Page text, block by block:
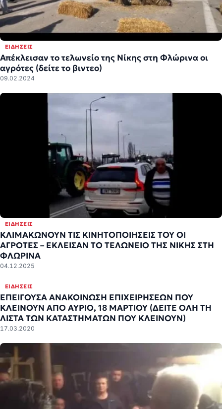
ΕΙΔΉΣΕΙΣ
Απέκλεισαν το τελωνείο της Νίκης στη Φλώρινα οι
αγρότες (δείτε το βιντεο)
09.02.2024
ΕΙΔΉΣΕΙΣ
ΚΛΙΜΑΚΩΝΟΥΝ ΤΙΣ ΚΙΝΗΤΟΠΟΙΗΣΕΙΣ ΤΟΥ ΟΙ
ΑΓΡΟΤΕΣ – ΕΚΛΕΙΣΑΝ ΤΟ ΤΕΛΩΝΕΙΟ ΤΗΣ ΝΙΚΗΣ ΣΤΗ
ΦΛΩΡΙΝΑ
04.12.2025
ΕΙΔΉΣΕΙΣ
ΕΠΕΙΓΟΥΣΑ ΑΝΑΚΟΙΝΩΣΗ ΕΠΙΧΕΙΡΗΣΕΩΝ ΠΟΥ
ΚΛΕΙΝΟΥΝ ΑΠΟ ΑΥΡΙΟ, 18 ΜΑΡΤΙΟΥ (ΔΕΙΤΕ ΟΛΗ ΤΗ
ΛΙΣΤΑ ΤΩΝ ΚΑΤΑΣΤΗΜΑΤΩΝ ΠΟΥ ΚΛΕΙΝΟΥΝ)
17.03.2020